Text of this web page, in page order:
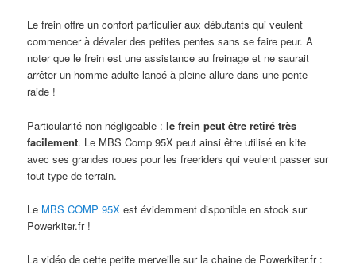
Le frein offre un confort particulier aux débutants qui veulent
commencer à dévaler des petites pentes sans se faire peur. A
noter que le frein est une assistance au freinage et ne saurait
arrêter un homme adulte lancé à pleine allure dans une pente
raide !
Particularité non négligeable : le frein peut être retiré très
facilement. Le MBS Comp 95X peut ainsi être utilisé en kite
avec ses grandes roues pour les freeriders qui veulent passer sur
tout type de terrain.
Le MBS COMP 95Xest évidemment disponible en stock sur
Powerkiter.fr !
La vidéo de cette petite merveille sur la chaine de Powerkiter.fr :